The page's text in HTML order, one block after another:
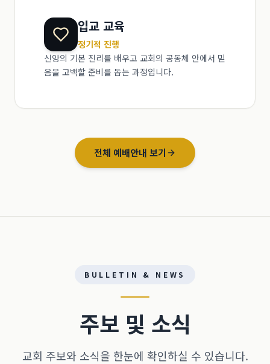
입교 교육
정기적 진행
신앙의 기본 진리를 배우고 교회의 공동체 안에서 믿
음을 고백할 준비를 돕는 과정입니다.
전체 예배안내 보기
BULLETIN & NEWS
주보 및 소식
교회 주보와 소식을 한눈에 확인하실 수 있습니다.